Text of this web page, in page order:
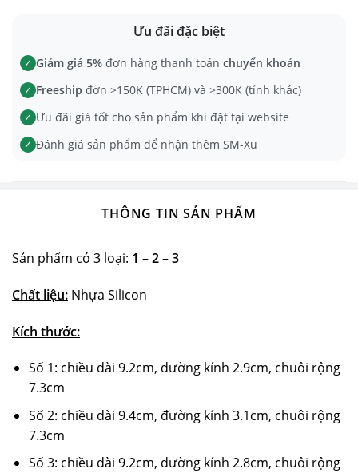
Ưu đãi đặc biệt
✓ Giảm giá 5% đơn hàng thanh toán chuyển khoản
✓ Freeship đơn >150K (TPHCM) và >300K (tỉnh khác)
✓ Ưu đãi giá tốt cho sản phẩm khi đặt tại website
✓ Đánh giá sản phẩm để nhận thêm SM-Xu
THÔNG TIN SẢN PHẨM
Sản phẩm có 3 loại: 1 –2 – 3
Chất liệu: Nhựa Silicon
Kích thước:
Số 1: chiều dài 9.2cm, đường kính 2.9cm, chuôi rộng
7.3cm
Số 2: chiều dài 9.4cm, đường kính 3.1cm, chuôi rộng
7.3cm
Số 3: chiều dài 9.2cm, đường kính 2.8cm, chuôi rộng